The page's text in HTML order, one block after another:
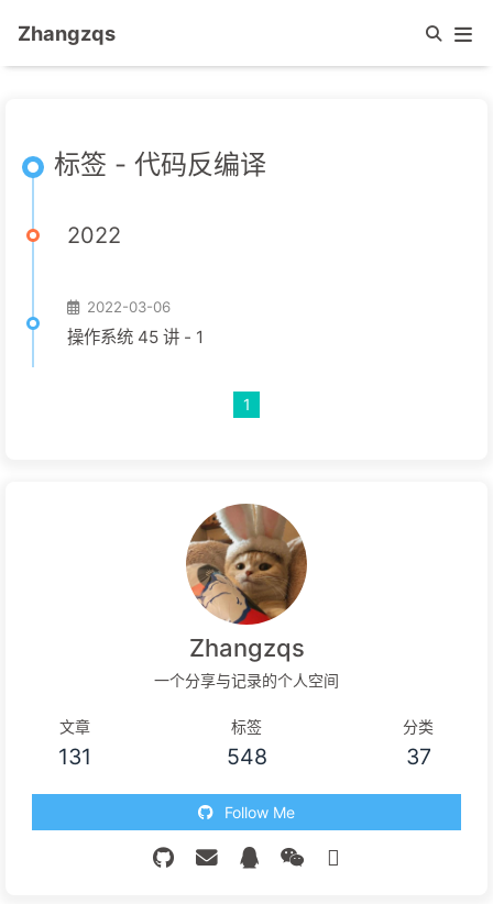
Zhangzqs
标签 - 代码反编译
2022
2022-03-06
操作系统 45 讲 - 1
1
Zhangzqs
一个分享与记录的个人空间
文章
131
标签
548
分类
37
Follow Me